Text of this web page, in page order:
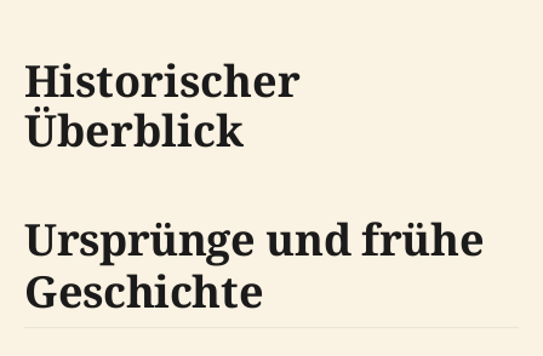
Historischer
Überblick
Ursprünge und frühe
Geschichte